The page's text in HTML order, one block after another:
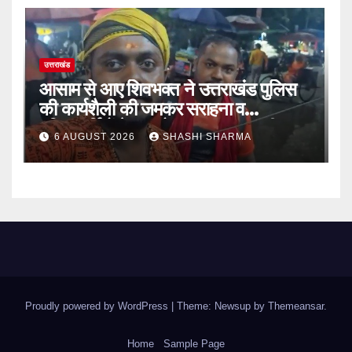
उत्तराखंड
आसाम से आए शिवभक्त ने उत्तराखंड पुलिस
की कार्यशैली की जमकर सराहना व
पुलिसकर्मियों के सहयोगात्मक व्यवहार की
खुलकर प्रशंसा
6 AUGUST 2026 SHASHI SHARMA
Proudly powered by WordPress | Theme: Newsup by Themeansar.
Home Sample Page